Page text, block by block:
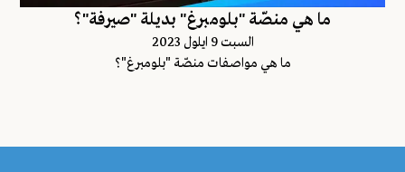
ما هي منصّة "بلومبرغ" بديلة "صيرفة"؟
السبت 9 ايلول 2023
ما هي مواصفات منصّة "بلومبرغ"؟